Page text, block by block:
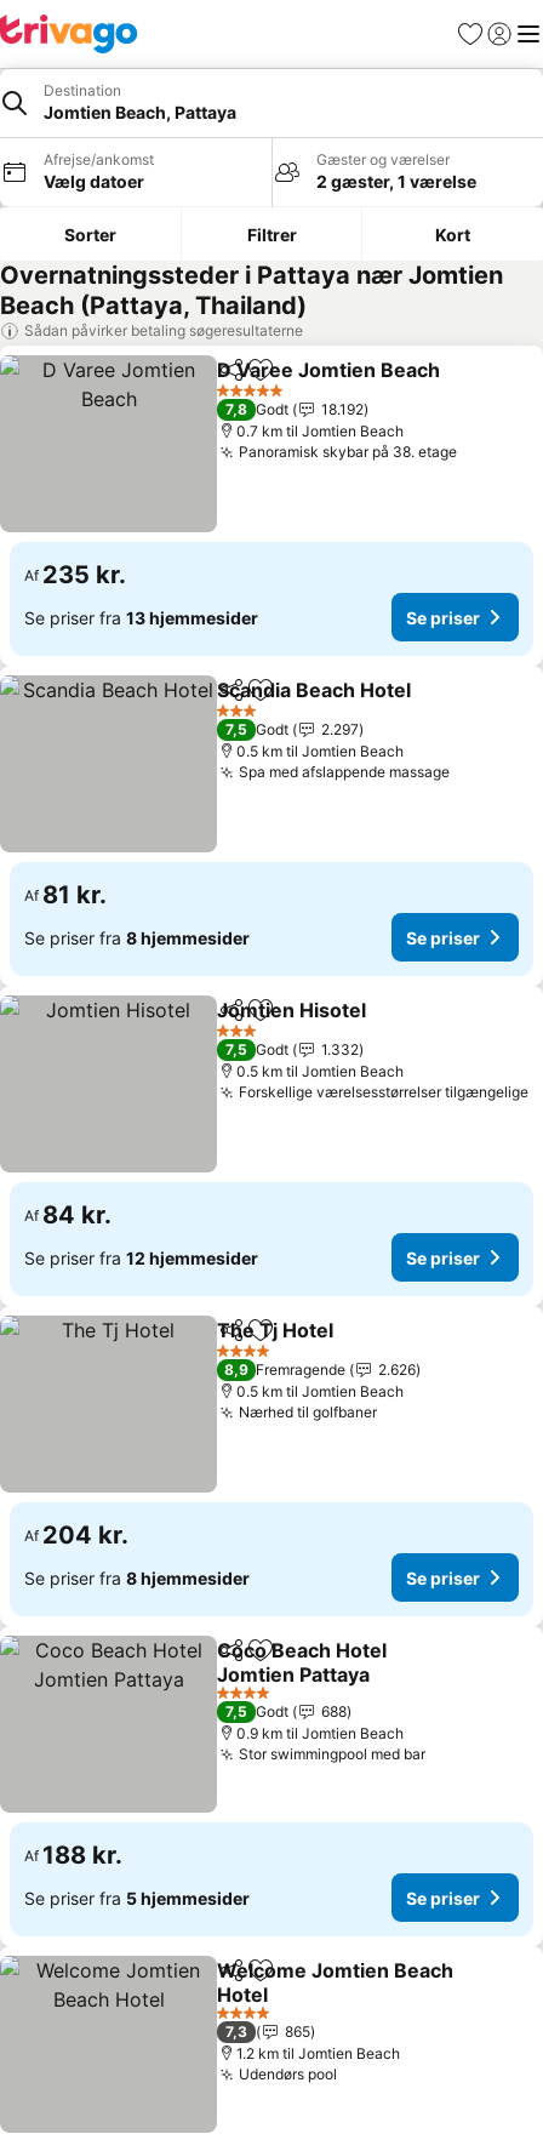
Favoritter
Log ind
Destination
Jomtien Beach, Pattaya
Afrejse/ankomst
Vælg datoer
Gæster og værelser
2 gæster, 1 værelse
Sorter Filtrer Kort
Overnatningssteder i Pattaya nær Jomtien
Beach (Pattaya, Thailand)
Sådan påvirker betaling søgeresultaterne
Del Føj til favoritter
D Varee Jomtien Beach
5 Stjerner
7,8 Godt
18.192
0.7 km til Jomtien Beach
Panoramisk skybar på 38. etageSe priser
Af 235 kr.
Se priser fra 13 hjemmesider Se priser
Del Føj til favoritter
Scandia Beach Hotel
3 Stjerner
7,5 Godt
2.297
0.5 km til Jomtien Beach
Spa med afslappende massageSe priser
Af 81 kr.
Se priser fra 8 hjemmesider Se priser
Del Føj til favoritter
Jomtien Hisotel
3 Stjerner
7,5 Godt
1.332
0.5 km til Jomtien Beach
Forskellige værelsesstørrelser tilgængelige
Af 84 kr.
Se priser fra 12 hjemmesider Se priser
Del Føj til favoritter
The Tj Hotel
4 Stjerner
8,9 Fremragende
2.626
0.5 km til Jomtien Beach
Nærhed til golfbanerSe priser
Af 204 kr.
Se priser fra 8 hjemmesider Se priser
Del Føj til favoritter
Coco Beach Hotel
Jomtien Pattaya
Se priser
4 Stjerner
7,5 Godt
688
0.9 km til Jomtien Beach
Stor swimmingpool med barSe priser
Af 188 kr.
Se priser fra 5 hjemmesider Se priser
Del Føj til favoritter
Welcome Jomtien Beach
Hotel
Se priser
4 Stjerner
7,3
865
1.2 km til Jomtien Beach
Udendørs pool